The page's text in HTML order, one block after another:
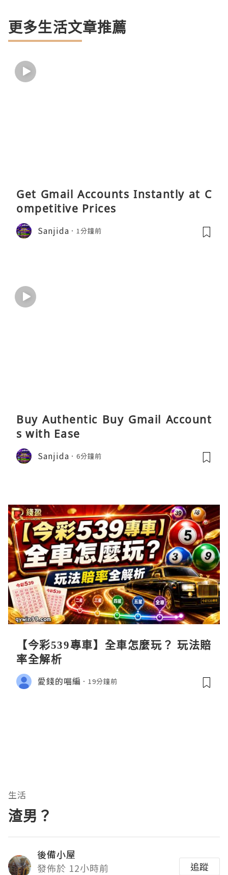
更多生活文章推薦
Get Gmail Accounts Instantly at C
ompetitive Prices
Sanjida 1分鐘前
Buy Authentic Buy Gmail Account
s with Ease
Sanjida 6分鐘前
【今彩539專車】全車怎麼玩？ 玩法賠
率全解析
愛錢的喵編 19分鐘前
生活
渣男？
後備小屋
發佈於 12小時前
追蹤